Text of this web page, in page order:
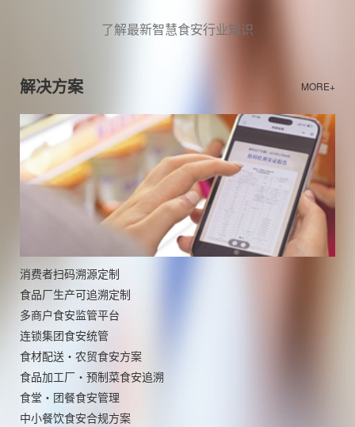
了解最新智慧食安行业知识
解决方案 MORE+
消费者扫码溯源定制
食品厂生产可追溯定制
多商户食安监管平台
连锁集团食安统管
食材配送・农贸食安方案
食品加工厂・预制菜食安追溯
食堂・团餐食安管理
中小餐饮食安合规方案